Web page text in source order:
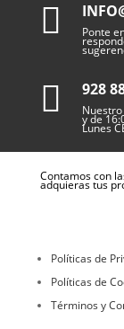
 Ponte
 928
y de
Lunes
Contamos con
adquieras tus
Políticas de
Políticas de
Términos y